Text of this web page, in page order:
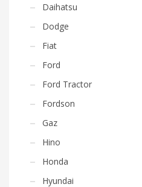
Daihatsu
Dodge
Fiat
Ford
Ford Tractor
Fordson
Gaz
Hino
Honda
Hyundai